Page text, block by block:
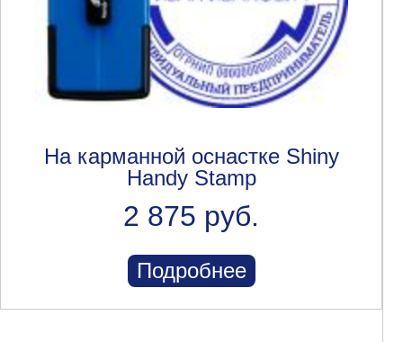
На карманной оснастке Shiny
Handy Stamp
2 875 руб.
Подробнее